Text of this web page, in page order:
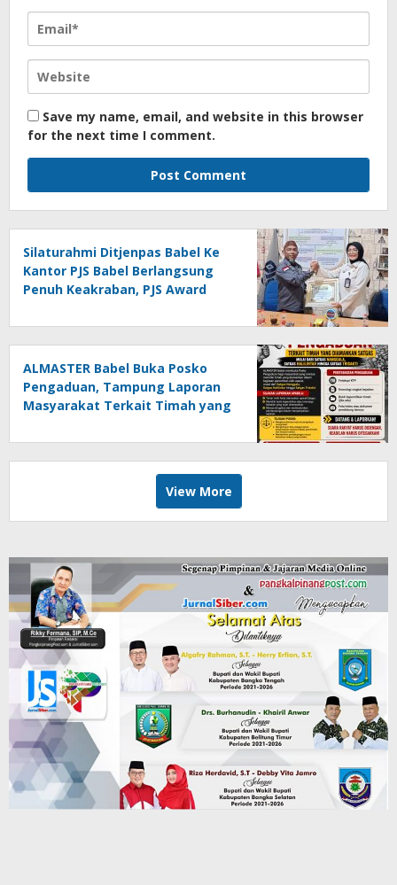
Save my name, email, and website in this browser
for the next time I comment.
Silaturahmi Ditjenpas Babel Ke
Kantor PJS Babel Berlangsung
Penuh Keakraban, PJS Award
Agustina
ALMASTER Babel Buka Posko
Pengaduan, Tampung Laporan
Masyarakat Terkait Timah yang
View More